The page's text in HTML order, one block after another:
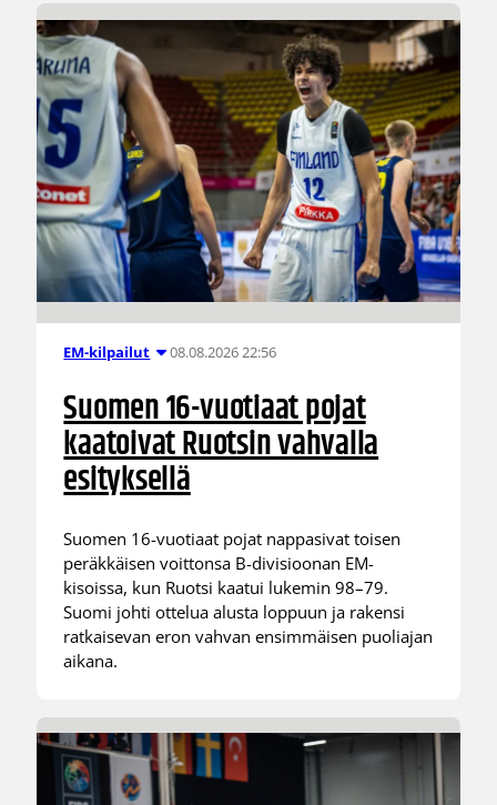
EM-kilpailut 08.08.2026 22:56
Suomen 16-vuotiaat pojat
kaatoivat Ruotsin vahvalla
esityksellä
Suomen 16-vuotiaat pojat nappasivat toisen
peräkkäisen voittonsa B-divisioonan EM-
kisoissa, kun Ruotsi kaatui lukemin 98–79.
Suomi johti ottelua alusta loppuun ja rakensi
ratkaisevan eron vahvan ensimmäisen puoliajan
aikana.